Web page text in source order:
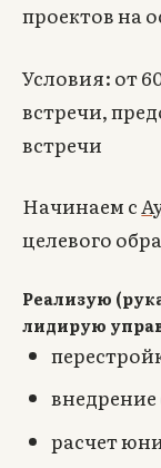
проектов на
Условия: от
встречи,
встречи
Начинаем с
целевого
Реализую
лидирую
расчет